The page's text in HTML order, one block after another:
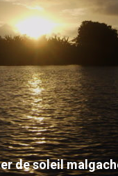
de Madagascar
LE DÉTAIL
de soleil